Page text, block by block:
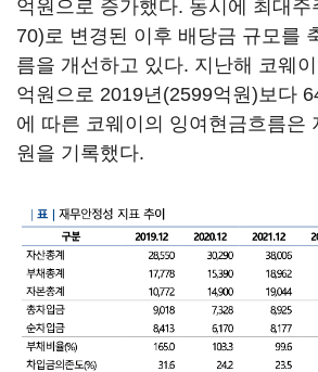
억원으로 증가했다. 동시에 최대주
70)로 변경된 이후 배당금 규모를
름을 개선하고 있다. 지난해 코웨
억원으로 2019년(2599억원)보다
에 따른 코웨이의 잉여현금흐름은
원을 기록했다.